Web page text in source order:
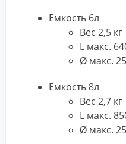
Емкость 6л
Вес 2,5 кг
L макс.
Ø макс.
Емкость 8л
Вес 2,7 кг
L макс.
Ø макс.